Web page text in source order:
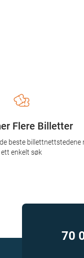
Flere Billetter
beste billettnettstedene
ett enkelt søk
70